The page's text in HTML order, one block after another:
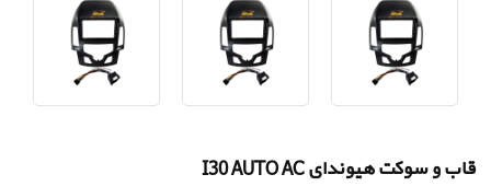
قاب و سوکت هیوندای I30 AUTO AC